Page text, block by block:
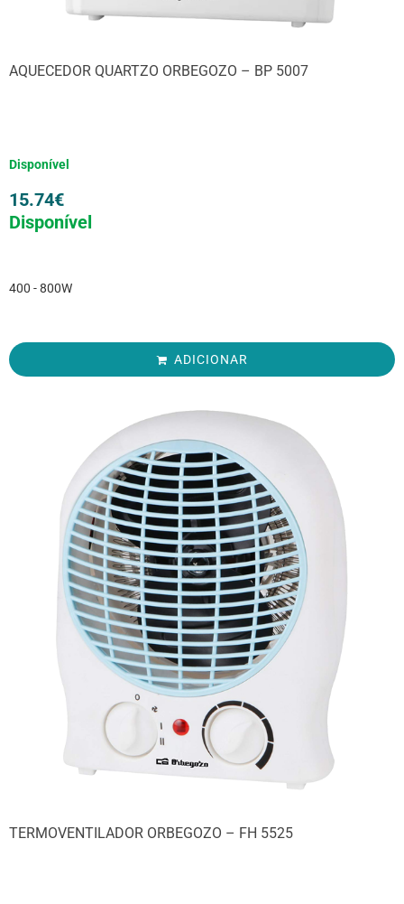
AQUECEDOR QUARTZO ORBEGOZO – BP 5007
Disponível
15.74€
Disponível
400 - 800W
ADICIONAR
TERMOVENTILADOR ORBEGOZO – FH 5525